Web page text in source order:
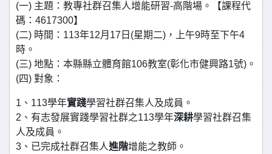
(一) 主題：教專社群召集人增能研習-高階場。【課程代
碼：4617300】
(二) 時間：113年12月17日(星期二)，上午9時至下午4
時。
(三) 地點：本縣縣立體育館106教室(彰化市健興路1號)。
(四) 對象：
1、113學年實踐學習社群召集人及成員。
2、有志發展實踐學習社群之113學年深耕學習社群召集
人及成員。
3、已完成社群召集人進階增能之教師。